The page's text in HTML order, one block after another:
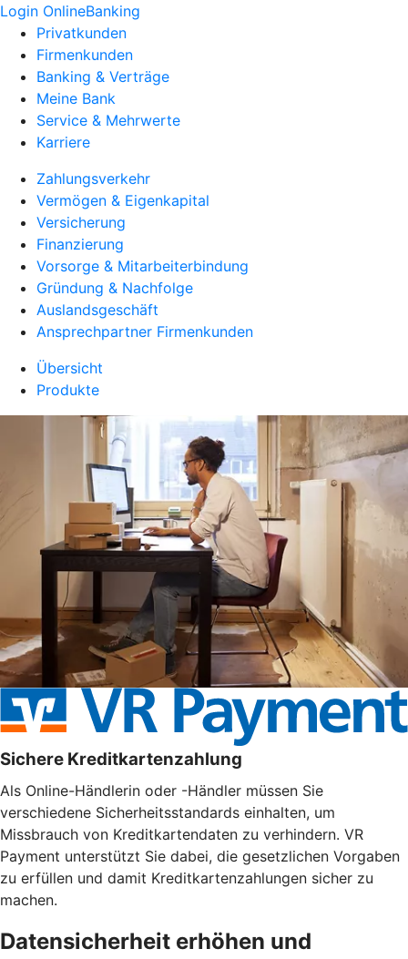
Login OnlineBanking
Privatkunden
Firmenkunden
Banking & Verträge
Meine Bank
Service & Mehrwerte
Karriere
Zahlungsverkehr
Vermögen & Eigenkapital
Versicherung
Finanzierung
Vorsorge & Mitarbeiterbindung
Gründung & Nachfolge
Auslandsgeschäft
Ansprechpartner Firmenkunden
Übersicht
Produkte
Sichere Kreditkartenzahlung
Als Online-Händlerin oder -Händler müssen Sie
verschiedene Sicherheitsstandards einhalten, um
Missbrauch von Kreditkartendaten zu verhindern. VR
Payment unterstützt Sie dabei, die gesetzlichen Vorgaben
zu erfüllen und damit Kreditkartenzahlungen sicher zu
machen.
Datensicherheit erhöhen und